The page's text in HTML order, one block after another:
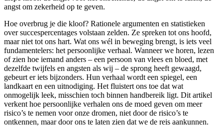
angst om zekerheid op te geven.
Hoe overbrug je die kloof? Rationele argumenten en statistieken
over succespercentages volstaan zelden. Ze spreken tot ons hoofd,
maar niet tot ons hart. Wat ons wél in beweging brengt, is iets veel
fundamentelers: het persoonlijke verhaal. Wanneer we horen, lezen
of zien hoe iemand anders – een persoon van vlees en bloed, met
dezelfde twijfels en angsten als wij – de sprong heeft gewaagd,
gebeurt er iets bijzonders. Hun verhaal wordt een spiegel, een
landkaart en een uitnodiging. Het fluistert ons toe dat wat
onmogelijk leek, misschien toch binnen handbereik ligt. Dit artikel
verkent hoe persoonlijke verhalen ons de moed geven om meer
risico’s te nemen voor onze dromen, niet door de risico’s te
ontkennen, maar door ons te laten zien dat we de reis aankunnen.